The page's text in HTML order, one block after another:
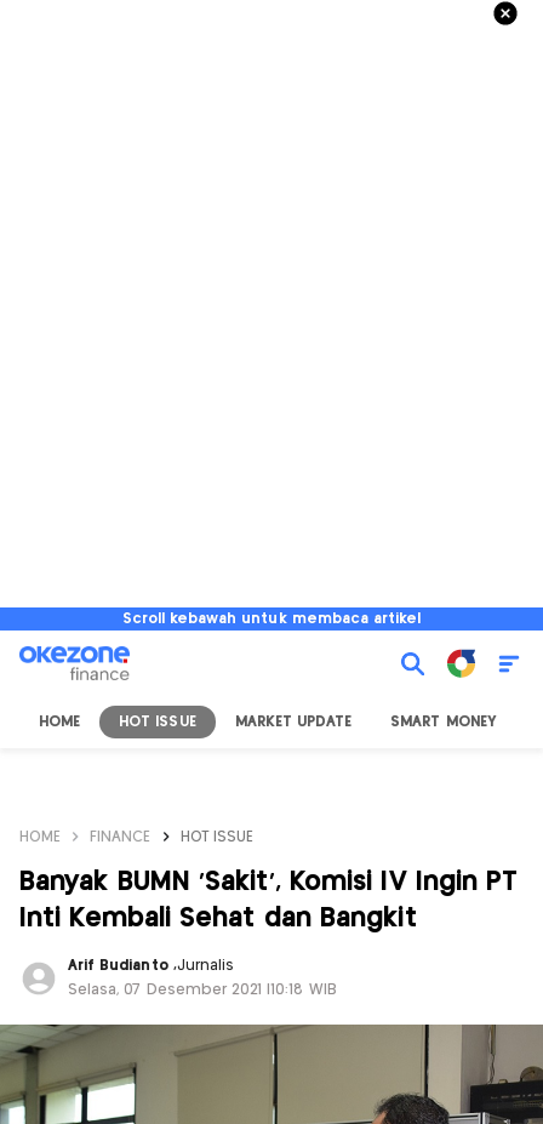
Scroll kebawah untuk membaca artikel
HOME HOT ISSUE MARKET UPDATE SMART MONEY
HOME FINANCE HOT ISSUE
Banyak BUMN 'Sakit', Komisi IV Ingin PT
Inti Kembali Sehat dan Bangkit
Arif Budianto ,Jurnalis
Selasa, 07 Desember 2021 |10:18 WIB